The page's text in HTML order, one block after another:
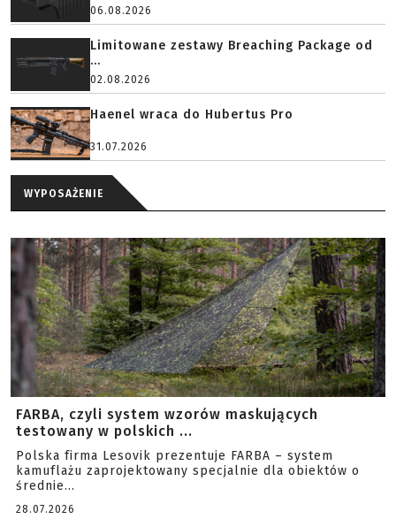
06.08.2026
Limitowane zestawy Breaching Package od
...
02.08.2026
Haenel wraca do Hubertus Pro
31.07.2026
WYPOSAŻENIE
FARBA, czyli system wzorów maskujących
testowany w polskich ...
Polska firma Lesovik prezentuje FARBA – system
kamuflażu zaprojektowany specjalnie dla obiektów o
średnie...
28.07.2026